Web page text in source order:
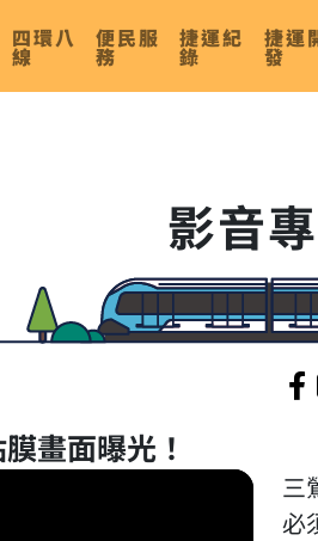
四環八
線
便民服
務
捷運紀
錄
捷運
發
影音
畫面曝光！
三
必